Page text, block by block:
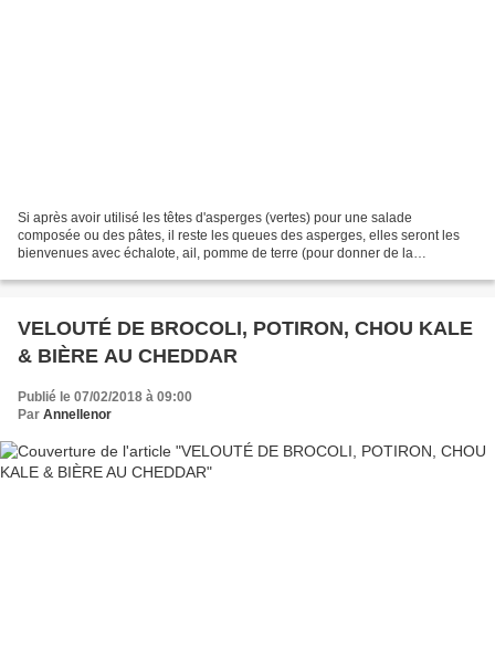
Si après avoir utilisé les têtes d'asperges (vertes) pour une salade
composée ou des pâtes, il reste les queues des asperges, elles seront les
bienvenues avec échalote, ail, pomme de terre (pour donner de la
VELOUTÉ DE BROCOLI, POTIRON, CHOU KALE
& BIÈRE AU CHEDDAR
Publié le 07/02/2018 à 09:00
Par Annellenor